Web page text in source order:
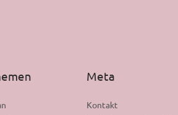
Meta
Kontakt